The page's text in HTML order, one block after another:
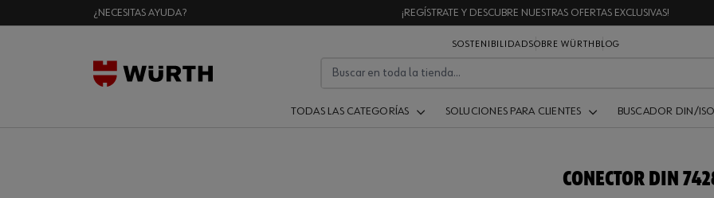
¿NECESITAS AYUDA? ¡REGÍSTRATE Y DESCUBRE NUESTRAS OFERTAS EXCLUSIVAS!
SOSTENIBILIDADSOBRE WÜRTH BLOG
TODAS LAS CATEGORÍAS SOLUCIONES PARA CLIENTES BUSCADOR DIN/ISO
CONECTOR DIN